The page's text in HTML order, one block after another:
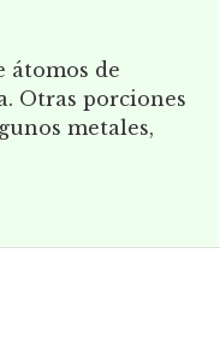
átomos de
Otras porciones
metales,